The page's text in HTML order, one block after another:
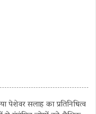
पेशेवर सलाह का प्रतिनिधित्व